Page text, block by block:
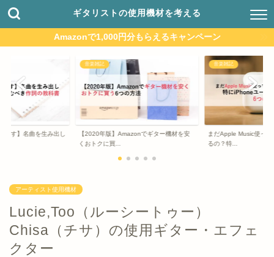
ギタリストの使用機材を考える
Amazonで1,000円分もらえるキャンペーン
ます】名曲を生み出し
音楽雑記
【2020年版】Amazonでギター機材を安
くおトクに買...
音楽雑記
まだApple Music使っ
るの？特...
アーティスト使用機材
Lucie,Too（ルーシートゥー）
Chisa（チサ）の使用ギター・エフェ
クター